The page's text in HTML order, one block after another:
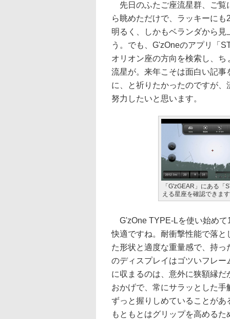
先日のふたご座流星群、ご
ら眺めただけで、ラッキーに
明るく、しかもベランダから
う。でも、G'zOneのアプリ「
オリオン座の方向を検索し、
流星が。来年こそは面白い記
に、と祈りたかったのですが
努力したいと思います。
「G'zGEAR」にある
える星座を確認できま
G'zOne TYPE-Lを使い始めて
快適ですね。耐衝撃性能で落
た形状と適度な重量感で、持
のディスプレイはゴツいフレ
に収まるのは、意外に狭額縁
おかげで、常にサラッとした
ずっと握りしめていることが
もともとはグリップを高める